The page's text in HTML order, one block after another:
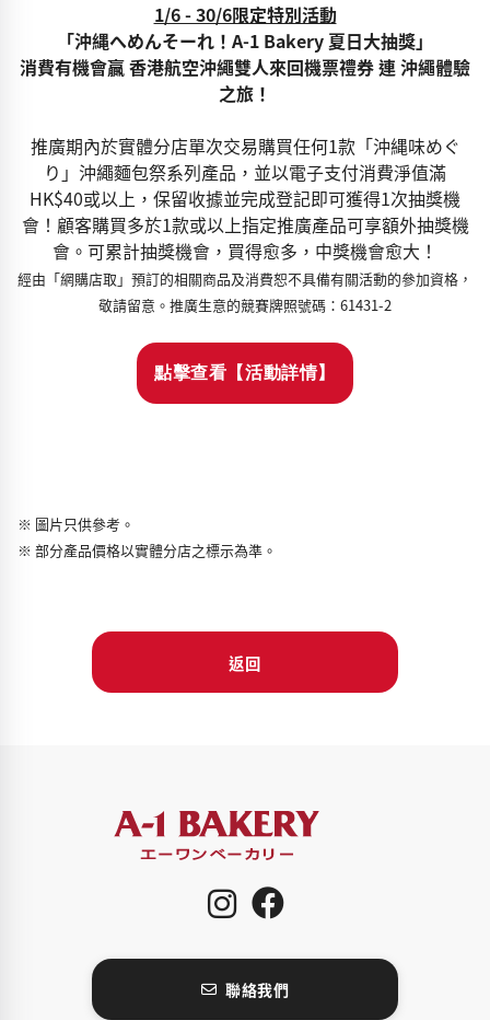
1/6 - 30/6限定特別活動
「沖縄へめんそーれ！A-1 Bakery 夏日大抽獎」
消費有機會贏 香港航空沖繩雙人來回機票禮券 連 沖繩體驗
之旅！
推廣期內於實體分店單次交易購買任何1款「沖縄味めぐ
り」沖繩麵包祭系列產品，並以電子支付消費淨值滿
HK$40或以上，保留收據並完成登記即可獲得1次抽獎機
會！顧客購買多於1款或以上指定推廣產品可享額外抽獎機
會。可累計抽獎機會，買得愈多，中獎機會愈大！
經由「網購店取」預訂的相關商品及消費恕不具備有關活動的參加資格，
敬請留意。推廣生意的競賽牌照號碼：61431-2
點擊查看【活動詳情】
※ 圖片只供參考。
※ 部分產品價格以實體分店之標示為準。
返回
聯絡我們